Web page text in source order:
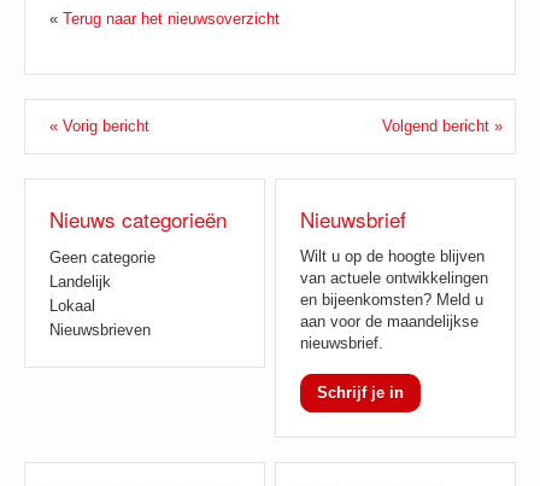
« Terug naar het nieuwsoverzicht
« Vorig bericht Volgend bericht »
Nieuws categorieën
Geen categorie
Landelijk
Lokaal
Nieuwsbrieven
Nieuwsbrief
Wilt u op de hoogte blijven
van actuele ontwikkelingen
en bijeenkomsten? Meld u
aan voor de maandelijkse
nieuwsbrief.
Schrijf je in